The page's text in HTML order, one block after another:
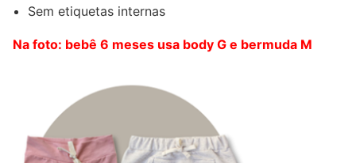
Sem etiquetas internas
Na foto: bebê 6 meses usa body G e bermuda M